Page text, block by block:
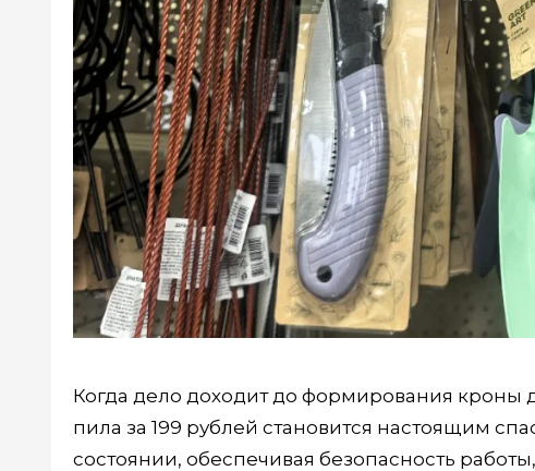
Когда дело доходит до формирования кроны
пила за 199 рублей становится настоящим
состоянии, обеспечивая безопасность